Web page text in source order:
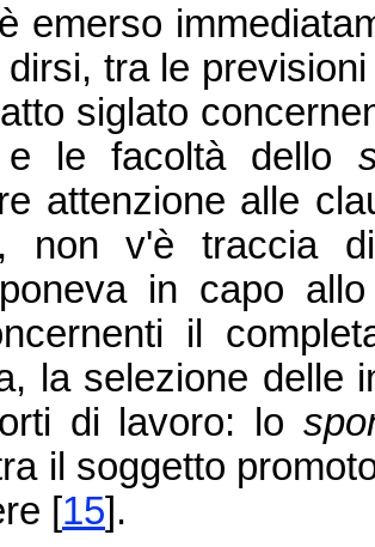
emerso
tra le
siglato
e le facoltà dello
attenzione alle
non v'è traccia
in capo
il
la selezione delle
di lavoro: lo
il soggetto
[15].